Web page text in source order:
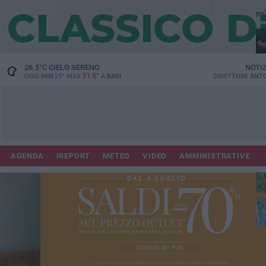
26.5°CCIELO SERENO
OGGI MIN 25° MAX 31.5° A BARI DIRETTORE
AGENDA IREPORT METEO VIDEO AMMINISTRATIVE